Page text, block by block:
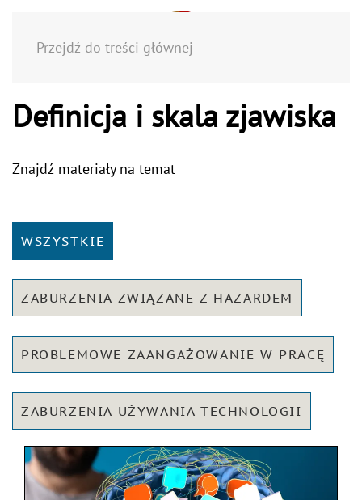
Przejdź do treści głównej
Definicja i skala zjawiska
Znajdź materiały na temat
WSZYSTKIE
ZABURZENIA ZWIĄZANE Z HAZARDEM
PROBLEMOWE ZAANGAŻOWANIE W PRACĘ
ZABURZENIA UŻYWANIA TECHNOLOGII